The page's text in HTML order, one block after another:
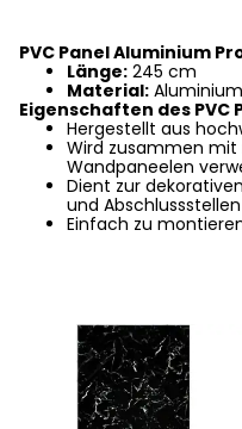
PVC Panel Aluminium
Länge: 245 cm
Material: Aluminium
Eigenschaften des PVC
Hergestellt aus
Wird zusammen
Wandpaneelen
Dient zur
und
Einfach zu